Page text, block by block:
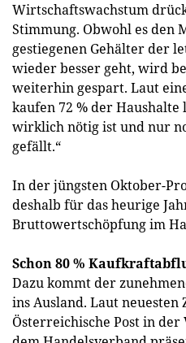
Wirtschaftswachstum
Stimmung. Obwohl es den
gestiegenen Gehälter der
wieder besser geht, wird
weiterhin gespart. Laut
kaufen 72 % der Haushalte
wirklich nötig ist und nur
gefällt.“
In der jüngsten Oktober-
deshalb für das heurige
Bruttowertschöpfung im
Schon 80 %
Dazu kommt der
ins Ausland. Laut neuesten
Österreichische Post in